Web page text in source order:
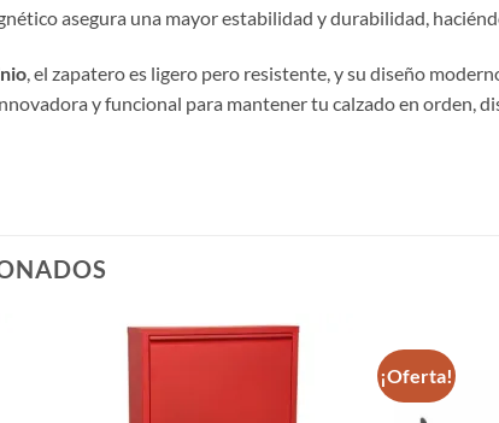
asegura una mayor estabilidad y durabilidad,
, el zapatero es ligero pero resistente, y su diseño
y funcional para mantener tu calzado en orden,
¡Oferta!